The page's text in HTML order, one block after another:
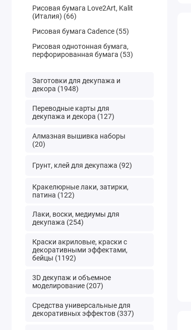
Рисовая бумага Love2Art, Kalit
(Италия) (66)
Рисовая бумага Cadence (55)
Рисовая однотонная бумага,
перфорированная бумага (53)
Заготовки для декупажа и
декора (1948)
Переводные карты для
декупажа и декора (127)
Алмазная вышивка наборы
(20)
Грунт, клей для декупажа (92)
Кракелюрные лаки, затирки,
патина (122)
Лаки, воски, медиумы для
декупажа (254)
Краски акриловые, краски с
декоративными эффектами,
бейцы (1192)
3D декупаж и объемное
моделирование (207)
Средства универсальные для
декоративных эффектов (337)